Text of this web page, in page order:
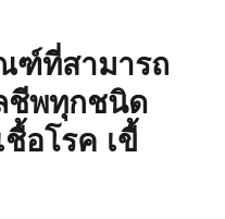
ฑ์ที่สามารถ
ชีพทุกชนิด
อโรค เขื้